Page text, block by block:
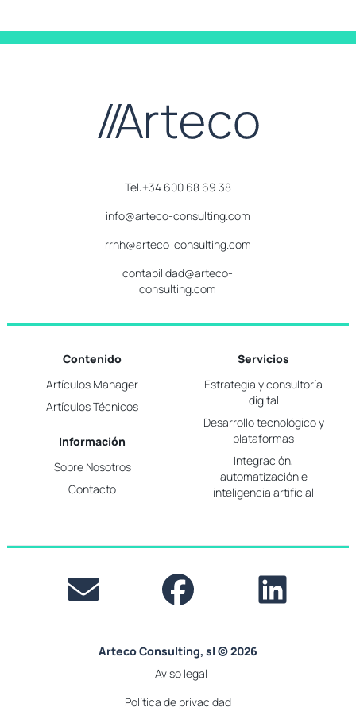
Tel:+34 600 68 69 38
info@arteco-consulting.com
rrhh@arteco-consulting.com
contabilidad@arteco-
consulting.com
Contenido
Artículos Mánager
Artículos Técnicos
Información
Sobre Nosotros
Contacto
Servicios
Estrategia y consultoría
digital
Desarrollo tecnológico y
plataformas
Integración,
automatización e
inteligencia artificial
Arteco Consulting, sl © 2026
Aviso legal
Política de privacidad